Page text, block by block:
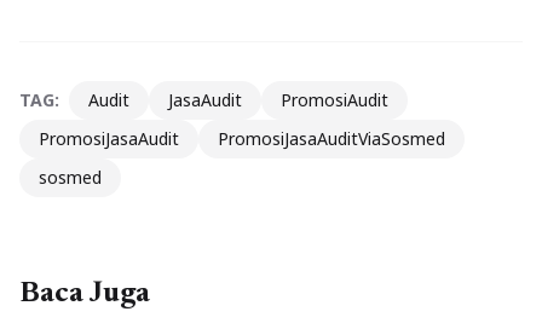
TAG: Audit JasaAudit
PromosiAudit
PromosiJasaAudit
PromosiJasaAuditViaSosmed
sosmed
Baca Juga